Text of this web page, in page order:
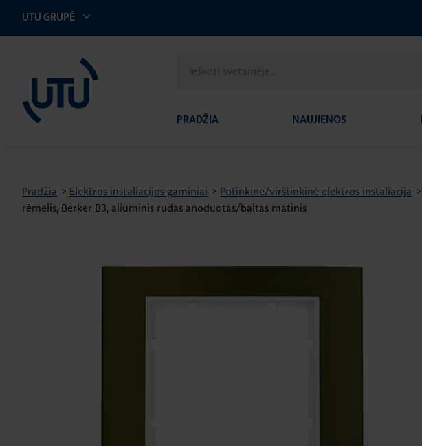
UTU GRUPĖ
svetainėje
PRADŽIA NAUJIENOS
Pradžia > Elektros instaliacijos gaminiai > Potinkinė/virštinkinė elektros instaliacija >
rėmelis, Berker B3, aliuminis rudas anoduotas/baltas matinis